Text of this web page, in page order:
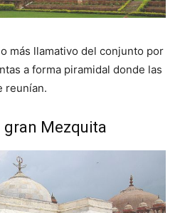
más llamativo del conjunto por
a forma piramidal donde las
reunían.
gran Mezquita